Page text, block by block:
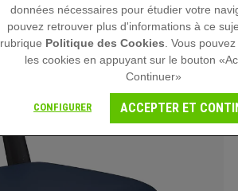
données nécessaires pour étudier votre
pouvez retrouver plus d'informations à ce
rubrique Politique des Cookies . Vous
les cookies en appuyant sur le bouton
Continuer»
CONFIGURER ACCEPTER ET